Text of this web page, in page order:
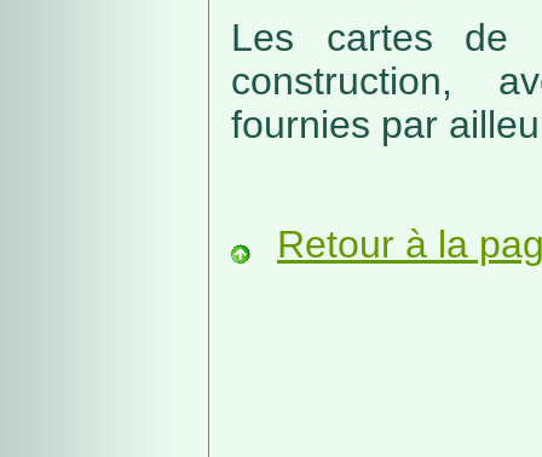
Les cartes de
construction,
fournies par
Retour à la